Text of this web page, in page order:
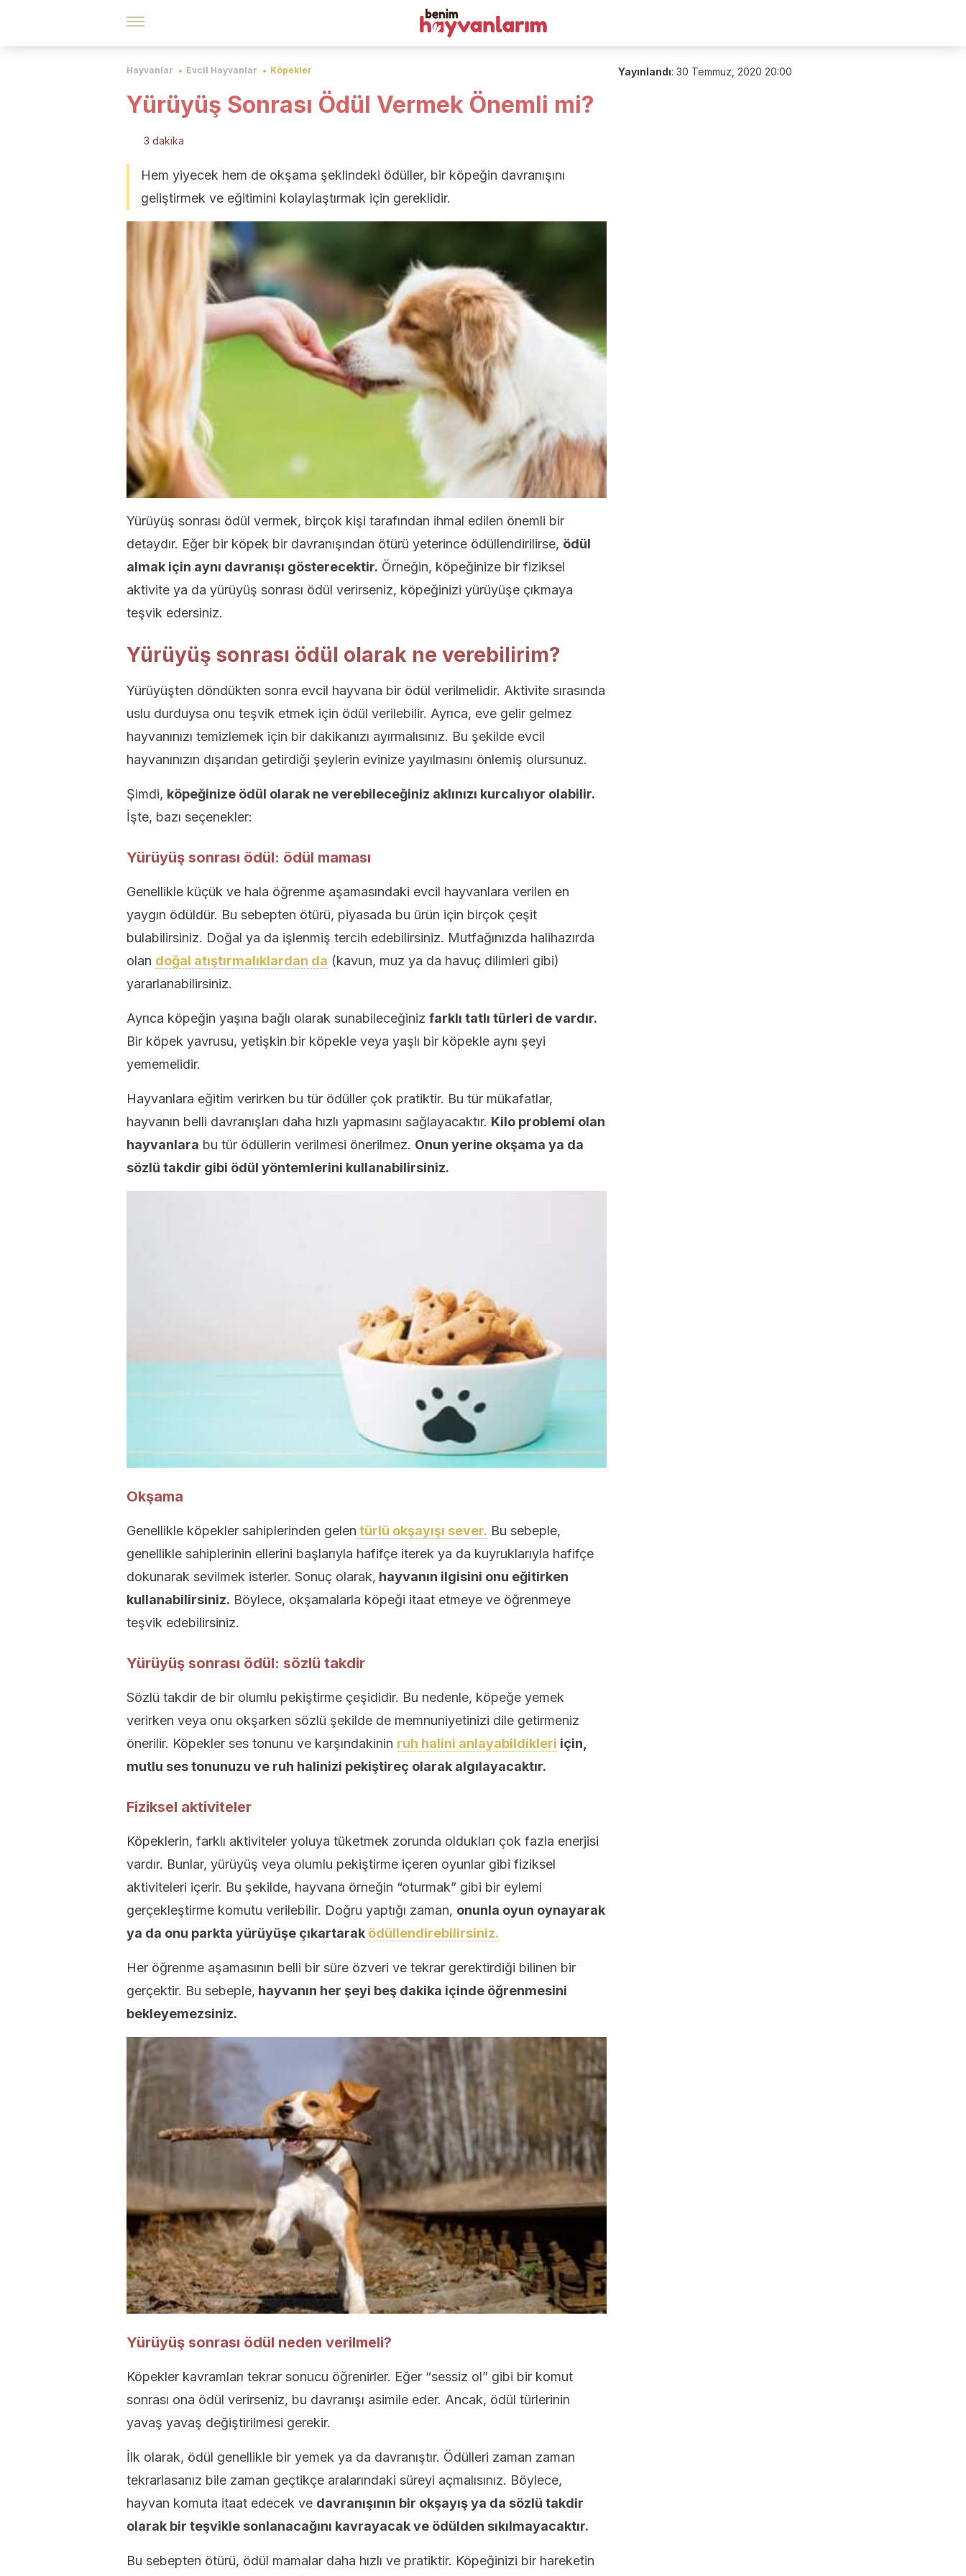
Hayvanlar Evcil Hayvanlar Köpekler
Yürüyüş Sonrası Ödül Vermek Önemli mi?
3 dakika
Hem yiyecek hem de okşama şeklindeki ödüller, bir köpeğin davranışını
geliştirmek ve eğitimini kolaylaştırmak için gereklidir.
Yürüyüş sonrası ödül vermek, birçok kişi tarafından ihmal edilen önemli bir
detaydır. Eğer bir köpek bir davranışından ötürü yeterince ödüllendirilirse, ödül
almak için aynı davranışı gösterecektir. Örneğin, köpeğinize bir fiziksel
aktivite ya da yürüyüş sonrası ödül verirseniz, köpeğinizi yürüyüşe çıkmaya
teşvik edersiniz.
Yürüyüş sonrası ödül olarak ne verebilirim?
Yürüyüşten döndükten sonra evcil hayvana bir ödül verilmelidir. Aktivite sırasında
uslu durduysa onu teşvik etmek için ödül verilebilir. Ayrıca, eve gelir gelmez
hayvanınızı temizlemek için bir dakikanızı ayırmalısınız. Bu şekilde evcil
hayvanınızın dışarıdan getirdiği şeylerin evinize yayılmasını önlemiş olursunuz.
Şimdi, köpeğinize ödül olarak ne verebileceğiniz aklınızı kurcalıyor olabilir.
İşte, bazı seçenekler:
Yürüyüş sonrası ödül: ödül maması
Genellikle küçük ve hala öğrenme aşamasındaki evcil hayvanlara verilen en
yaygın ödüldür. Bu sebepten ötürü, piyasada bu ürün için birçok çeşit
bulabilirsiniz. Doğal ya da işlenmiş tercih edebilirsiniz. Mutfağınızda halihazırda
olan doğal atıştırmalıklardan da (kavun, muz ya da havuç dilimleri gibi)
yararlanabilirsiniz.
Ayrıca köpeğin yaşına bağlı olarak sunabileceğiniz farklı tatlı türleri de vardır.
Bir köpek yavrusu, yetişkin bir köpekle veya yaşlı bir köpekle aynı şeyi
yememelidir.
Hayvanlara eğitim verirken bu tür ödüller çok pratiktir. Bu tür mükafatlar,
hayvanın belli davranışları daha hızlı yapmasını sağlayacaktır. Kilo problemi olan
hayvanlara bu tür ödüllerin verilmesi önerilmez. Onun yerine okşama ya da
sözlü takdir gibi ödül yöntemlerini kullanabilirsiniz.
Okşama
Genellikle köpekler sahiplerinden gelen türlü okşayışı sever. Bu sebeple,
genellikle sahiplerinin ellerini başlarıyla hafifçe iterek ya da kuyruklarıyla hafifçe
dokunarak sevilmek isterler. Sonuç olarak, hayvanın ilgisini onu eğitirken
kullanabilirsiniz. Böylece, okşamalarla köpeği itaat etmeye ve öğrenmeye
teşvik edebilirsiniz.
Yürüyüş sonrası ödül: sözlü takdir
Sözlü takdir de bir olumlu pekiştirme çeşididir. Bu nedenle, köpeğe yemek
verirken veya onu okşarken sözlü şekilde de memnuniyetinizi dile getirmeniz
önerilir. Köpekler ses tonunu ve karşındakinin ruh halini anlayabildikleri için,
mutlu ses tonunuzu ve ruh halinizi pekiştireç olarak algılayacaktır.
Fiziksel aktiviteler
Köpeklerin, farklı aktiviteler yoluya tüketmek zorunda oldukları çok fazla enerjisi
vardır. Bunlar, yürüyüş veya olumlu pekiştirme içeren oyunlar gibi fiziksel
aktiviteleri içerir. Bu şekilde, hayvana örneğin “oturmak” gibi bir eylemi
gerçekleştirme komutu verilebilir. Doğru yaptığı zaman, onunla oyun oynayarak
ya da onu parkta yürüyüşe çıkartarak ödüllendirebilirsiniz.
Her öğrenme aşamasının belli bir süre özveri ve tekrar gerektirdiği bilinen bir
gerçektir. Bu sebeple, hayvanın her şeyi beş dakika içinde öğrenmesini
bekleyemezsiniz.
Yürüyüş sonrası ödül neden verilmeli?
Köpekler kavramları tekrar sonucu öğrenirler. Eğer “sessiz ol” gibi bir komut
sonrası ona ödül verirseniz, bu davranışı asimile eder. Ancak, ödül türlerinin
yavaş yavaş değiştirilmesi gerekir.
İlk olarak, ödül genellikle bir yemek ya da davranıştır. Ödülleri zaman zaman
tekrarlasanız bile zaman geçtikçe aralarındaki süreyi açmalısınız. Böylece,
hayvan komuta itaat edecek ve davranışının bir okşayış ya da sözlü takdir
olarak bir teşvikle sonlanacağını kavrayacak ve ödülden sıkılmayacaktır.
Bu sebepten ötürü, ödül mamalar daha hızlı ve pratiktir. Köpeğinizi bir hareketin
Yayınlandı: 30 Temmuz, 2020 20:00